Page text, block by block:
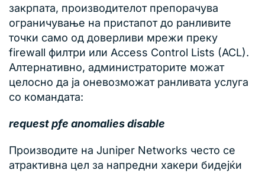
закрпата, производителот препорачува
ограничување на пристапот до ранливите
точки само од доверливи мрежи преку
firewall филтри или Access Control Lists (ACL).
Алтернативно, администраторите можат
целосно да ја оневозможат ранливата услуга
со командата:
request pfe anomalies disable
Производите на Juniper Networks често се
атрактивна цел за напредни хакери бидејќи